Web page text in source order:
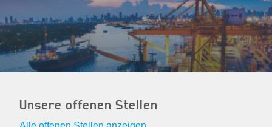
Unsere offenen Stellen